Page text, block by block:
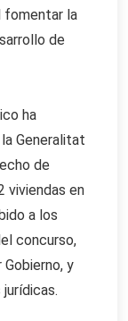
fomentar la
de
ha
Generalitat
de
viviendas en
a los
concurso,
y